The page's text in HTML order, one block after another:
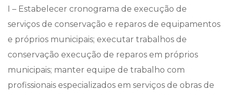
I – Estabelecer cronograma de execução de
serviços de conservação e reparos de equipamentos
e próprios municipais; executar trabalhos de
conservação execução de reparos em próprios
municipais; manter equipe de trabalho com
profissionais especializados em serviços de obras de